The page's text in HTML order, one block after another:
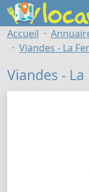
Accueil
Viandes - La
Viandes -